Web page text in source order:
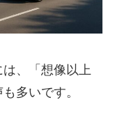
、「想像以上
多いです。